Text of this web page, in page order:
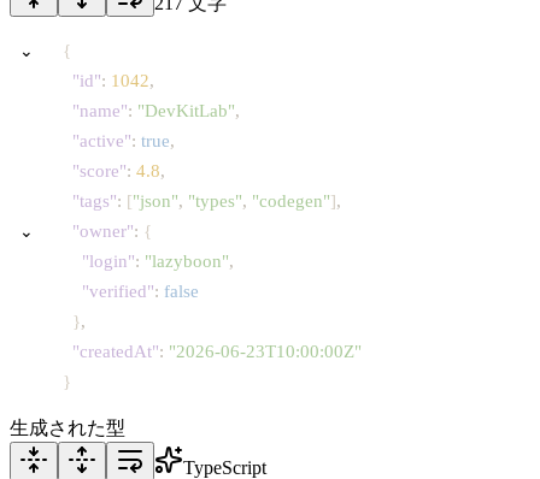
⌄
⌄
{
"id": 1042,
"name": "DevKitLab",
"active": true,
"score": 4.8,
"tags": ["json", "types", "codegen"],
"owner": {
"login": "lazyboon",
"verified": false
},
"createdAt": "2026-06-23T10:00:00Z"
}
生成された型
TypeScript